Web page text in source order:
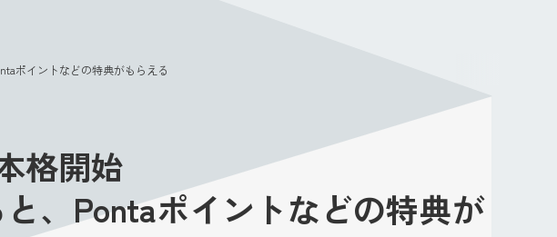
ポイントなどの特典がもらえる
格開始
、Pontaポイントなどの特典が